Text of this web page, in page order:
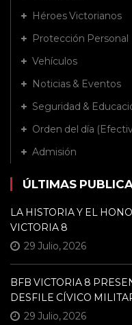
Héroes Victorianos
Protección Personal
Vehículos
Noticias & Eventos
Seguridad &
Orden del día
Admisión
ÚLTIMAS
LA HISTORIA Y EL
VICTORIA 8
29 Julio, 2026
BFB VICTORIA 8
DESFILE CÍVICO
29 Julio, 2026